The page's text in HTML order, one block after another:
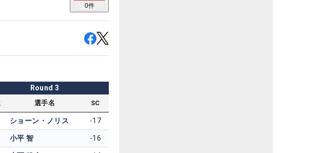
0件
Round 3
選手名 SC
ショーン・ノリス -17
小平 智 -16